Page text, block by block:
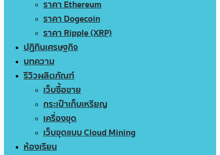
ราคา Ethereum
ราคา Dogecoin
ราคา Ripple (XRP)
ปฏิทินเศรษฐกิจ
บทความ
รีวิวผลิตภัณฑ์
เว็บซื้อขาย
กระเป๋าเก็บเหรียญ
เครื่องขุด
เว็บขุดแบบ Cloud Mining
ห้องเรียน